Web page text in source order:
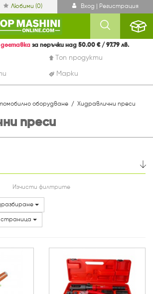
Любими (0) Вход | Регистрация
Топ продукти
Марки
доставка за поръчки над 50.00 € / 97.79 лв.
оборудване Хидравлични преси
преси
Изчисти филтрите
страница